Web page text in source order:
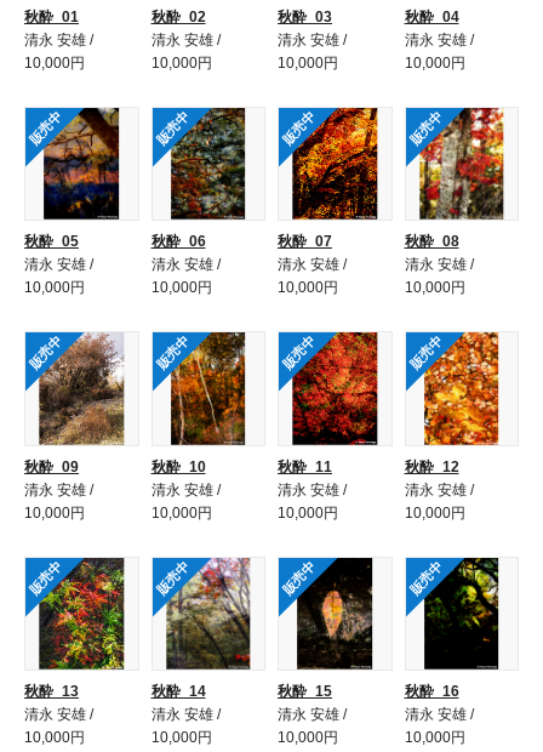
秋酔_01
清永 安雄 /
10,000円
秋酔_02
清永 安雄 /
10,000円
秋酔_03
清永 安雄 /
10,000円
秋酔_04
清永 安雄 /
10,000円
販売中
秋酔_05
清永 安雄 /
10,000円
販売中
秋酔_06
清永 安雄 /
10,000円
販売中
秋酔_07
清永 安雄 /
10,000円
販売中
秋酔_08
清永 安雄 /
10,000円
販売中
秋酔_09
清永 安雄 /
10,000円
販売中
秋酔_10
清永 安雄 /
10,000円
販売中
秋酔_11
清永 安雄 /
10,000円
販売中
秋酔_12
清永 安雄 /
10,000円
販売中
秋酔_13
清永 安雄 /
10,000円
販売中
秋酔_14
清永 安雄 /
10,000円
販売中
秋酔_15
清永 安雄 /
10,000円
販売中
秋酔_16
清永 安雄 /
10,000円